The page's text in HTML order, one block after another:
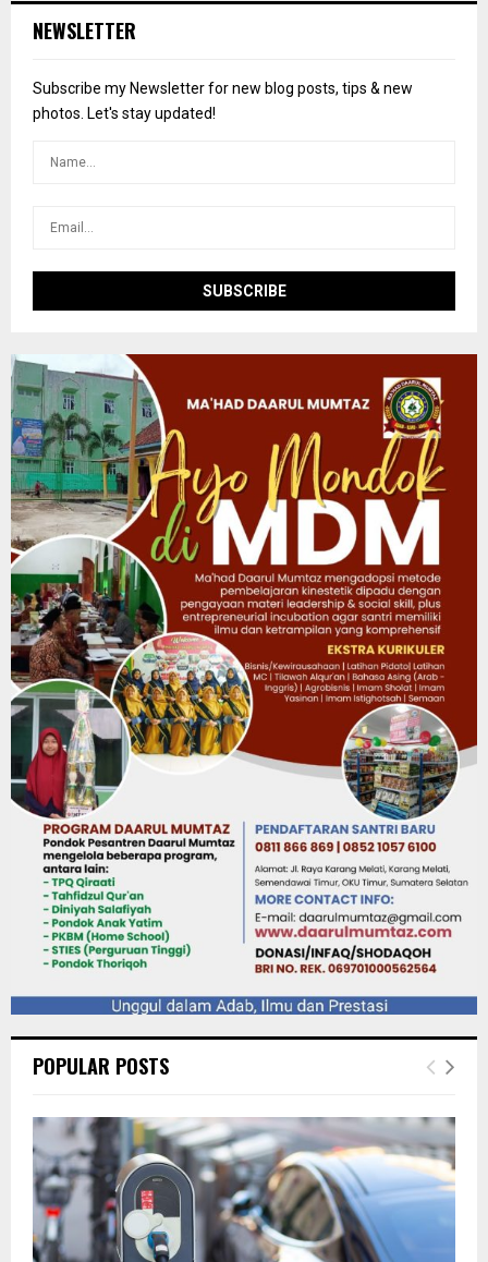
h
o
r
NEWSLETTER
Subscribe my Newsletter for new blog posts, tips & new
photos. Let's stay updated!
POPULAR POSTS